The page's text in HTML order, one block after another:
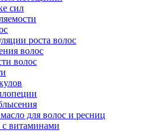
сил
роста волос
волос
волос
для волос и ресниц
витаминами